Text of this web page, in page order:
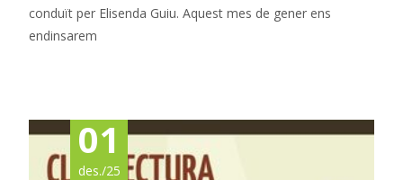
conduït per Elisenda Guiu. Aquest mes de gener ens
endinsarem
01
des./25